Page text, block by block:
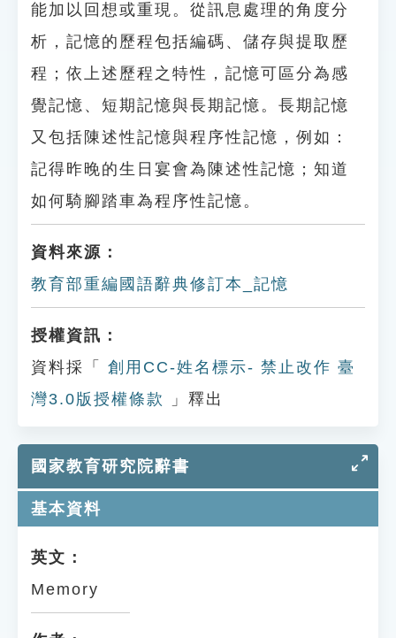
能加以回想或重現。從訊息處理的角度分
析，記憶的歷程包括編碼、儲存與提取歷
程；依上述歷程之特性，記憶可區分為感
覺記憶、短期記憶與長期記憶。長期記憶
又包括陳述性記憶與程序性記憶，例如：
記得昨晚的生日宴會為陳述性記憶；知道
如何騎腳踏車為程序性記憶。
資料來源：
教育部重編國語辭典修訂本_記憶
授權資訊：
資料採「
創用CC-姓名標示- 禁止改作 臺
灣3.0版授權條款
」釋出
國家教育研究院辭書
基本資料
英文：
Memory